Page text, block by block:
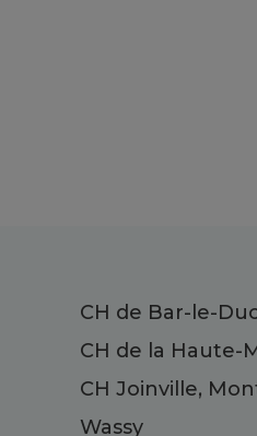
CH de Bar-le-
CH de la Haute-
CH Joinville,
Wassy